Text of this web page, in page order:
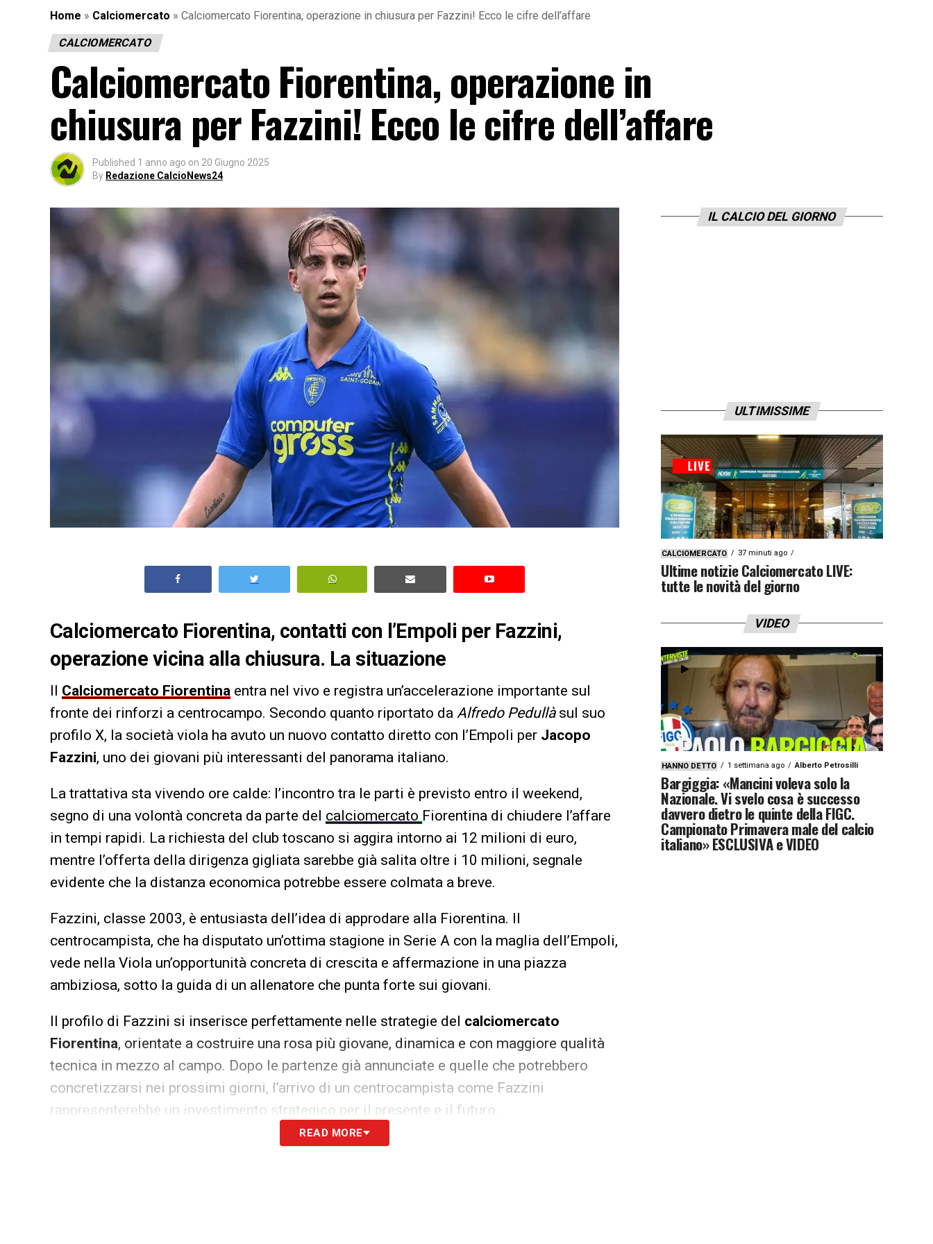
Home » Calciomercato » Calciomercato Fiorentina, operazione in chiusura per Fazzini! Ecco le cifre dell’affare
CALCIOMERCATO
Calciomercato Fiorentina, operazione in
chiusura per Fazzini! Ecco le cifre dell’affare
Published 1 anno ago on 20 Giugno 2025
By Redazione CalcioNews24
Calciomercato Fiorentina, contatti con l’Empoli per Fazzini,
operazione vicina alla chiusura. La situazione
Il Calciomercato Fiorentina entra nel vivo e registra un’accelerazione importante sul
fronte dei rinforzi a centrocampo. Secondo quanto riportato da Alfredo Pedullàsul suo
profilo X, la società viola ha avuto un nuovo contatto diretto con l’Empoli per Jacopo
Fazzini, uno dei giovani più interessanti del panorama italiano.
La trattativa sta vivendo ore calde: l’incontro tra le parti è previsto entro il weekend,
segno di una volontà concreta da parte del calciomercato Fiorentina di chiudere l’affare
in tempi rapidi. La richiesta del club toscano si aggira intorno ai 12 milioni di euro,
mentre l’offerta della dirigenza gigliata sarebbe già salita oltre i 10 milioni, segnale
evidente che la distanza economica potrebbe essere colmata a breve.
Fazzini, classe 2003, è entusiasta dell’idea di approdare alla Fiorentina. Il
centrocampista, che ha disputato un’ottima stagione in Serie A con la maglia dell’Empoli,
vede nella Viola un’opportunità concreta di crescita e affermazione in una piazza
ambiziosa, sotto la guida di un allenatore che punta forte sui giovani.
Il profilo di Fazzini si inserisce perfettamente nelle strategie del calciomercato
Fiorentina, orientate a costruire una rosa più giovane, dinamica e con maggiore qualità
tecnica in mezzo al campo. Dopo le partenze già annunciate e quelle che potrebbero
concretizzarsi nei prossimi giorni, l’arrivo di un centrocampista come Fazzini
rappresenterebbe un investimento strategico per il presente e il futuro.
Il calciomercato Fiorentina, che ha già avviato diversi dialoghi per rinforzare la rosa,
READ MORE
IL CALCIO DEL GIORNO
ULTIMISSIME
CALCIOMERCATO 37 minuti ago
Ultime notizie Calciomercato LIVE:
tutte le novità del giorno
VIDEO
HANNO DETTO 1 settimana ago Alberto Petrosilli
Bargiggia: «Mancini voleva solo la
Nazionale. Vi svelo cosa è successo
davvero dietro le quinte della FIGC.
Campionato Primavera male del calcio
italiano» ESCLUSIVA e VIDEO